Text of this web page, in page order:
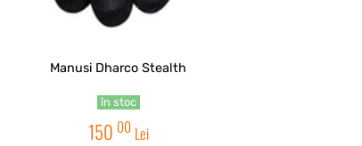
Manusi Dharco Stealth
în stoc
150 00 Lei